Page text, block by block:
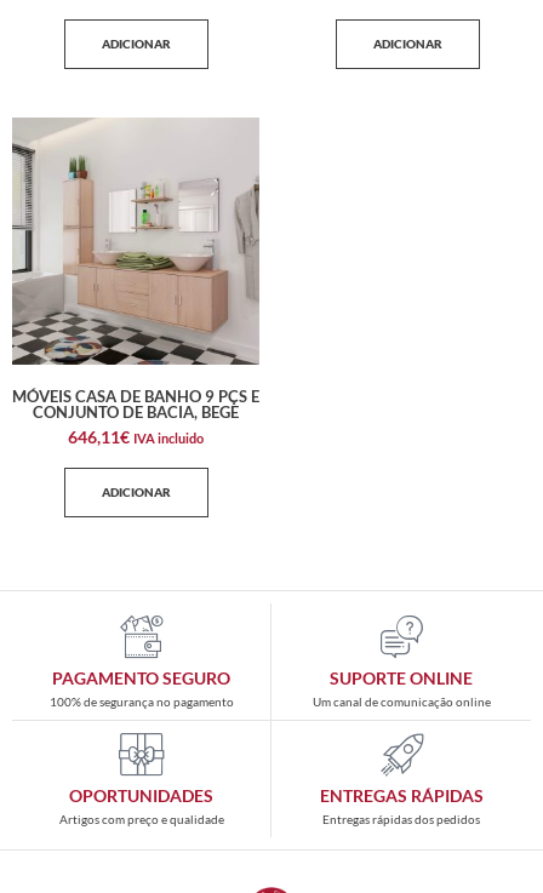
ADICIONAR ADICIONAR
MÓVEIS CASA DE BANHO 9 PÇS E
CONJUNTO DE BACIA, BEGE
646,11€ IVA incluido
ADICIONAR
PAGAMENTO SEGURO
100% de segurança no pagamento
SUPORTE ONLINE
Um canal de comunicação online
OPORTUNIDADES
Artigos com preço e qualidade
ENTREGAS RÁPIDAS
Entregas rápidas dos pedidos